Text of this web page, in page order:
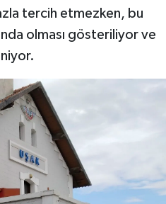
tercih etmezken, bu
olması gösteriliyor ve